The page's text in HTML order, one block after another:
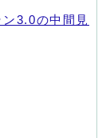
3.0の中間見